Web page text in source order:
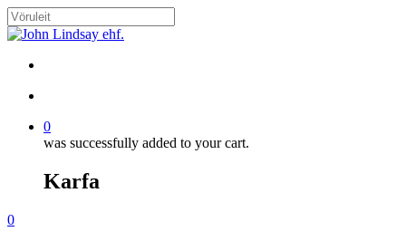
Skip
to
content
Close
0
was successfully added to your cart.
Karfa
Menu
search
account
0